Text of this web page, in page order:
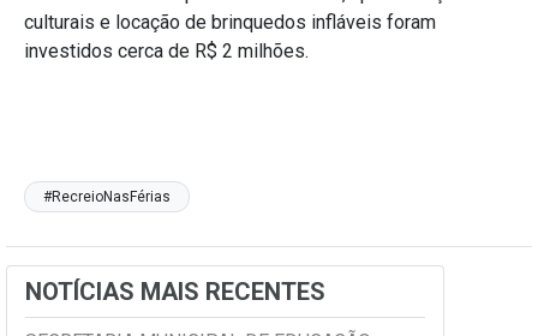
culturais e locação de brinquedos infláveis foram
investidos cerca de R$ 2 milhões.
#RecreioNasFérias
NOTÍCIAS MAIS RECENTES